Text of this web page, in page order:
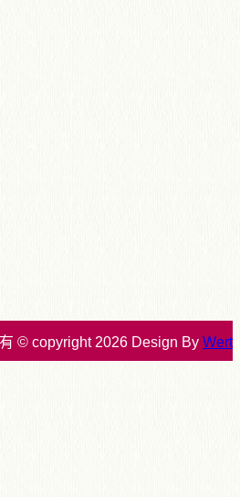
© copyright 2026 Design By Wert